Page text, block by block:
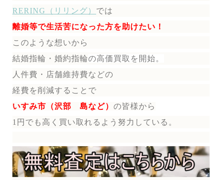
RERING（リリング） では
離婚等で生活苦になった方を助けたい！
このような想いから
結婚指輪・婚約指輪の高価買取を開始。
人件費・店舗維持費などの
経費を削減することで
いすみ市（沢部 島など） の皆様から
1円でも高く買い取れるよう努力している。